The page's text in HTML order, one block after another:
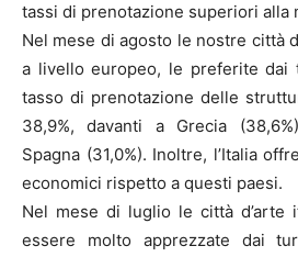
tassi di prenotazione superiori alla
Nel mese di agosto le nostre città
a livello europeo, le preferite dai
tasso di prenotazione delle
38,9%, davanti a Grecia
Spagna (31,0%). Inoltre, l’Italia
economici rispetto a questi paesi.
Nel mese di luglio le città d’arte
essere molto apprezzate dai